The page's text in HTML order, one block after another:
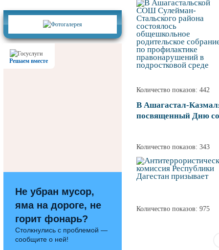
Решаем вместе
Не убран мусор,
яма на дороге, не
горит фонарь?
Столкнулись с проблемой —
сообщите о ней!
Количество показов: 442
В Ашагастал-
посвященный Дню
Количество показов: 343
Количество показов: 975